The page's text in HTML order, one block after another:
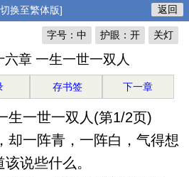
换至繁体版] 返回
关灯
护眼：开
字号：中
章 一生一世一双人
存书签 下一章
一世一双人(第1/2页)
一阵青，一阵白，气得想
说些什么。